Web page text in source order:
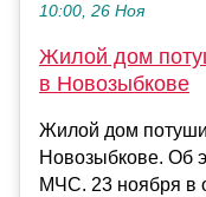
10:00, 26 Ноя
Жилой дом
в Новозыбкове
Жилой дом
Новозыбкове. Об
МЧС. 23 ноября в